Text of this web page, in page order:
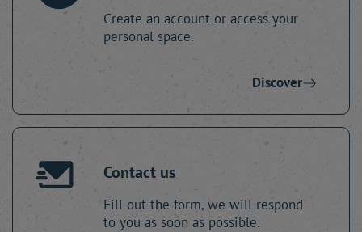
Create an account or access your
personal space.
Discover
Contact us
Fill out the form, we will respond
to you as soon as possible.